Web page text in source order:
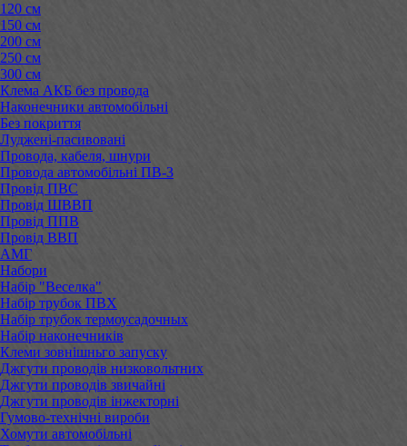
120 см
150 см
200 см
250 см
300 см
Клема АКБ без провода
Наконечники автомобільні
Без покриття
Луджені-пасивовані
Провода, кабеля, шнури
Провода автомобільні ПВ-3
Провід ПВС
Провід ШВВП
Провід ППВ
Провід ВВП
АМГ
Набори
Набір "Веселка"
Набір трубок ПВХ
Набір трубок термоусадочных
Набір наконечників
Клеми зовнішньго запуску
Джгути проводів низковольтних
Джгути проводів звичайні
Джгути проводів інжекторні
Гумово-технічні вироби
Хомути автомобільні